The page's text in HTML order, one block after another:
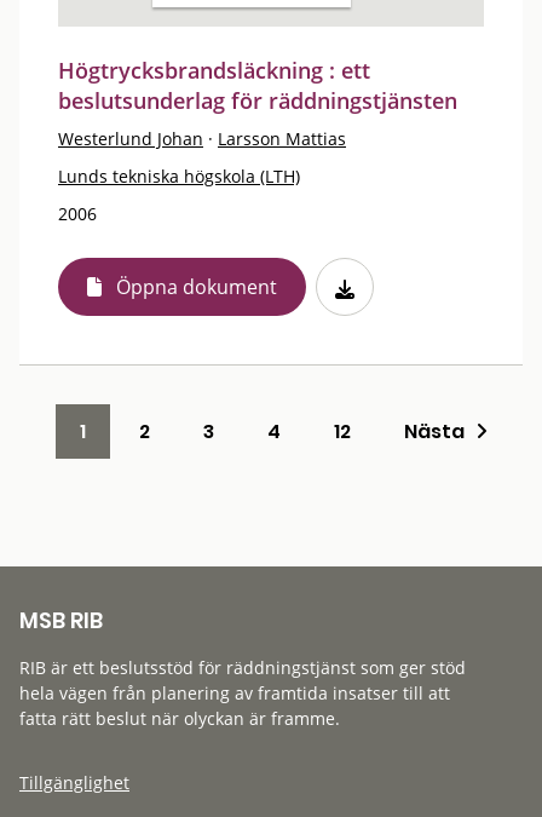
Högtrycksbrandsläckning : ett
beslutsunderlag för räddningstjänsten
Westerlund Johan · Larsson Mattias
Lunds tekniska högskola (LTH)
2006
Öppna dokument
1 2 3 4 12 Nästa
MSB RIB
RIB är ett beslutsstöd för räddningstjänst som ger stöd
hela vägen från planering av framtida insatser till att
fatta rätt beslut när olyckan är framme.
Tillgänglighet